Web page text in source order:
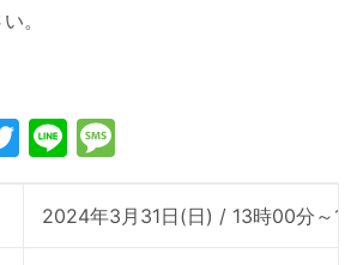
。
Twitter
Line
2024年3月31日(日) / 13時00分～